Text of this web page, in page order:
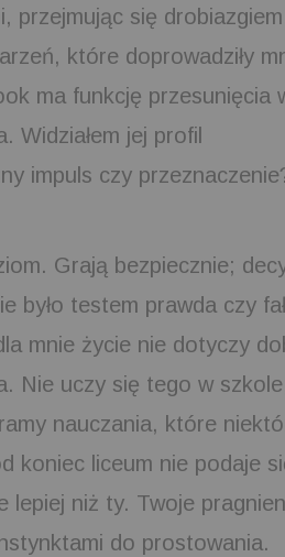
przejmując się
które doprowadziły
ma funkcję przesunięcia
Widziałem jej profil
impuls czy
Grają bezpiecznie;
było testem prawda czy
mnie życie nie dotyczy
Nie uczy się tego w
nauczania, które
koniec liceum nie podaje
lepiej niż ty. Twoje
do prostowania.